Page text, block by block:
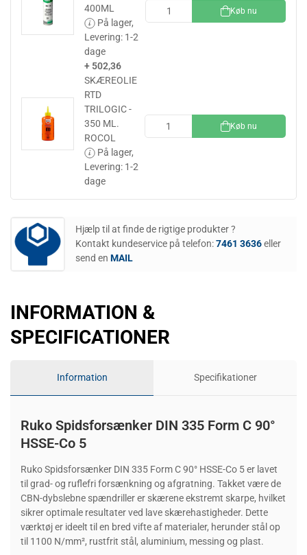
400ML
På lager,
Levering: 1-2
dage
Køb nu
+ 502,36
SKÆREOLIE
RTD
TRILOGIC -
350 ML.
ROCOL
På lager,
Levering: 1-2
dage
Køb nu
Hjælp til at finde de rigtige produkter ?
Kontakt kundeservice på telefon:7461 3636eller
send en MAIL
INFORMATION &
SPECIFICATIONER
Information Specifikationer
Ruko Spidsforsænker DIN 335 Form C 90°
HSSE-Co 5
Ruko Spidsforsænker DIN 335 Form C 90° HSSE-Co 5 er lavet
til grad- og ruflefri forsænkning og afgratning. Takket være de
CBN-dybslebne spændriller er skærene ekstremt skarpe, hvilket
sikrer optimale resultater ved lave skærehastigheder. Dette
værktøj er ideelt til en bred vifte af materialer, herunder stål op
til 1100 N/mm², rustfrit stål, aluminium, messing og plast.